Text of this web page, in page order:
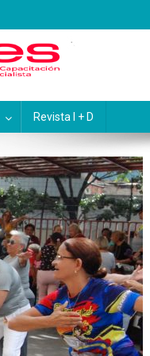
Revista I + D